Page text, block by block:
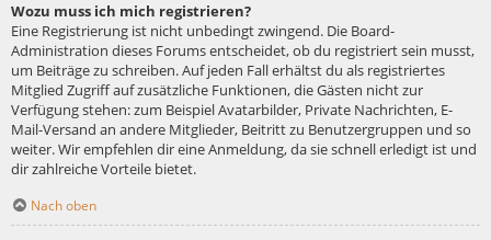
Wozu muss ich mich registrieren?
Eine Registrierung ist nicht unbedingt zwingend. Die Board-
Administration dieses Forums entscheidet, ob du registriert sein musst,
um Beiträge zu schreiben. Auf jeden Fall erhältst du als registriertes
Mitglied Zugriff auf zusätzliche Funktionen, die Gästen nicht zur
Verfügung stehen: zum Beispiel Avatarbilder, Private Nachrichten, E-
Mail-Versand an andere Mitglieder, Beitritt zu Benutzergruppen und so
weiter. Wir empfehlen dir eine Anmeldung, da sie schnell erledigt ist und
dir zahlreiche Vorteile bietet.
Nach oben